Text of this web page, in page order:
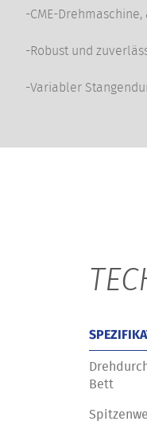
-CME-
-Robust und
-Variabler
Bett